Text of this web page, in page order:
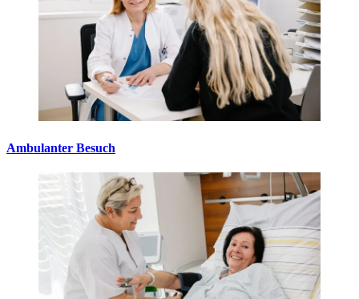
Ambulanter Besuch